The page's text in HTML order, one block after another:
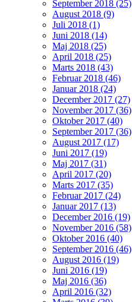
September 2018 (25)
August 2018 (9)
Juli 2018 (1)
Juni 2018 (14)
Maj 2018 (25)
April 2018 (25)
Marts 2018 (43)
Februar 2018 (46)
Januar 2018 (24)
December 2017 (27)
November 2017 (36)
Oktober 2017 (40)
September 2017 (36)
August 2017 (17)
Juni 2017 (19)
Maj 2017 (31)
April 2017 (20)
Marts 2017 (35)
Februar 2017 (24)
Januar 2017 (13)
December 2016 (19)
November 2016 (58)
Oktober 2016 (40)
September 2016 (46)
August 2016 (19)
Juni 2016 (19)
Maj 2016 (36)
April 2016 (32)